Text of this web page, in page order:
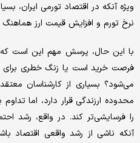
ویژه آنکه در اقتصاد تورمی ایران،
نرخ تورم و افزایش قیمت ارز هماهنگ
با این حال، پرسش مهم این است که
فرصت خرید است یا زنگ خطری
می‌شود؟ بسیاری از کارشناسان
محدوده ارزندگی قرار دارد، اما
را فرسایشی‌تر کند. در واقع، رشد
آنکه ناشی از رشد واقعی اقتصاد